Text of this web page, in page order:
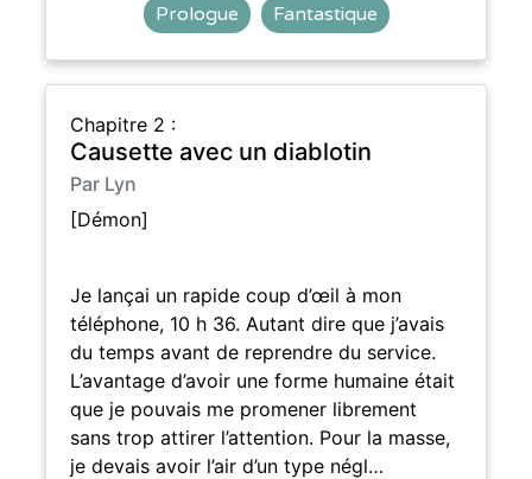
Prologue
Fantastique
Chapitre 2 :
Causette avec un diablotin
Par Lyn
[Démon]
Je lançai un rapide coup d’œil à mon
téléphone, 10 h 36. Autant dire que j’avais
du temps avant de reprendre du service.
L’avantage d’avoir une forme humaine était
que je pouvais me promener librement
sans trop attirer l’attention. Pour la masse,
je devais avoir l’air d’un type négl…